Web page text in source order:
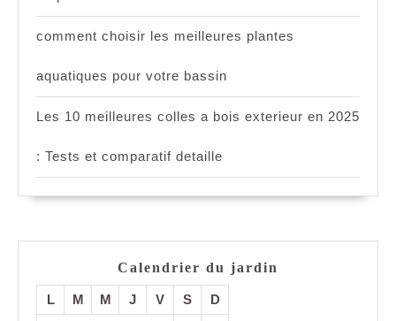
comment choisir les meilleures plantes
aquatiques pour votre bassin
Les 10 meilleures colles a bois exterieur en 2025
: Tests et comparatif detaille
Calendrier du jardin
L M M J V S D